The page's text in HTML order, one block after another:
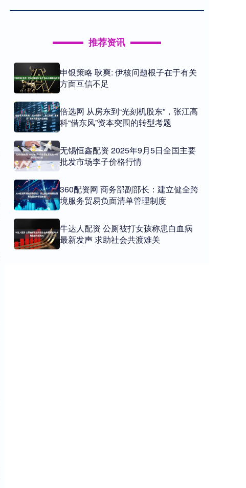
推荐资讯
申银策略 耿爽: 伊核问题根子在于有关
方面互信不足
倍选网 从房东到“光刻机股东”，张江高
科“借东风”资本突围的转型考题
无锡恒鑫配资 2025年9月5日全国主要
批发市场李子价格行情
360配资网 商务部副部长：建立健全跨
境服务贸易负面清单管理制度
牛达人配资 公厕被打女孩称患白血病
最新发声 求助社会共渡难关